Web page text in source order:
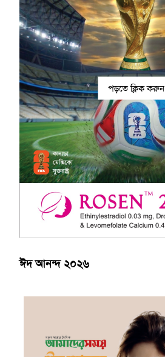
পড়তে ক্লিক করুন
ঈদ আনন্দ ২০২৬